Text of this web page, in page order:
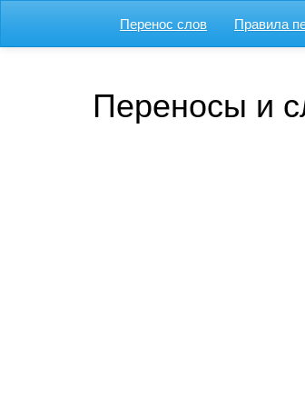
Перенос слов Правила
Переносы и